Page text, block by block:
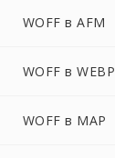
WOFF в AFM
WOFF в WEBP
WOFF в MAP